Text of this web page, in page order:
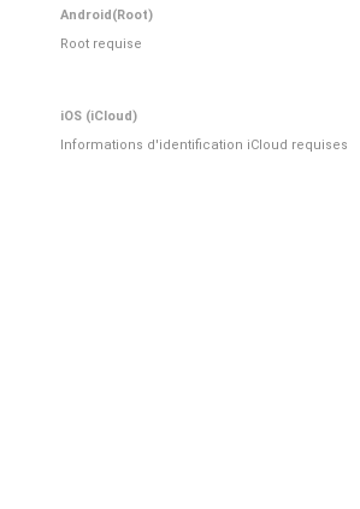
Android(Root)
Root requise
iOS (iCloud)
Informations d'identification iCloud requises